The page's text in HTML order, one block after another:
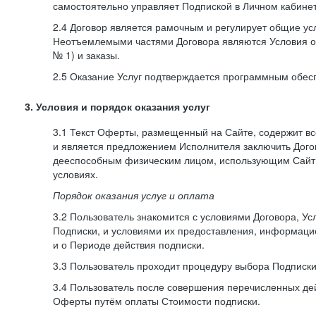
самостоятельно управляет Подпиской в Личном
2.4 Договор является рамочным и регулирует общие
Неотъемлемыми частями Договора являются Условия
№ 1) и заказы.
2.5 Оказание Услуг подтверждается программным
3. Условия и порядок оказания услуг
3.1 Текст Оферты, размещенный на Сайте, содержит
и является предложением Исполнителя заключить
дееспособным физическим лицом, использующим
условиях.
Порядок оказания услуг и оплата
3.2 Пользователь знакомится с условиями Договора,
Подписки, и условиями их предоставления,
и о Периоде действия подписки.
3.3 Пользователь проходит процедуру выбора
3.4 Пользователь после совершения перечисленных
Оферты путём оплаты Стоимости подписки.